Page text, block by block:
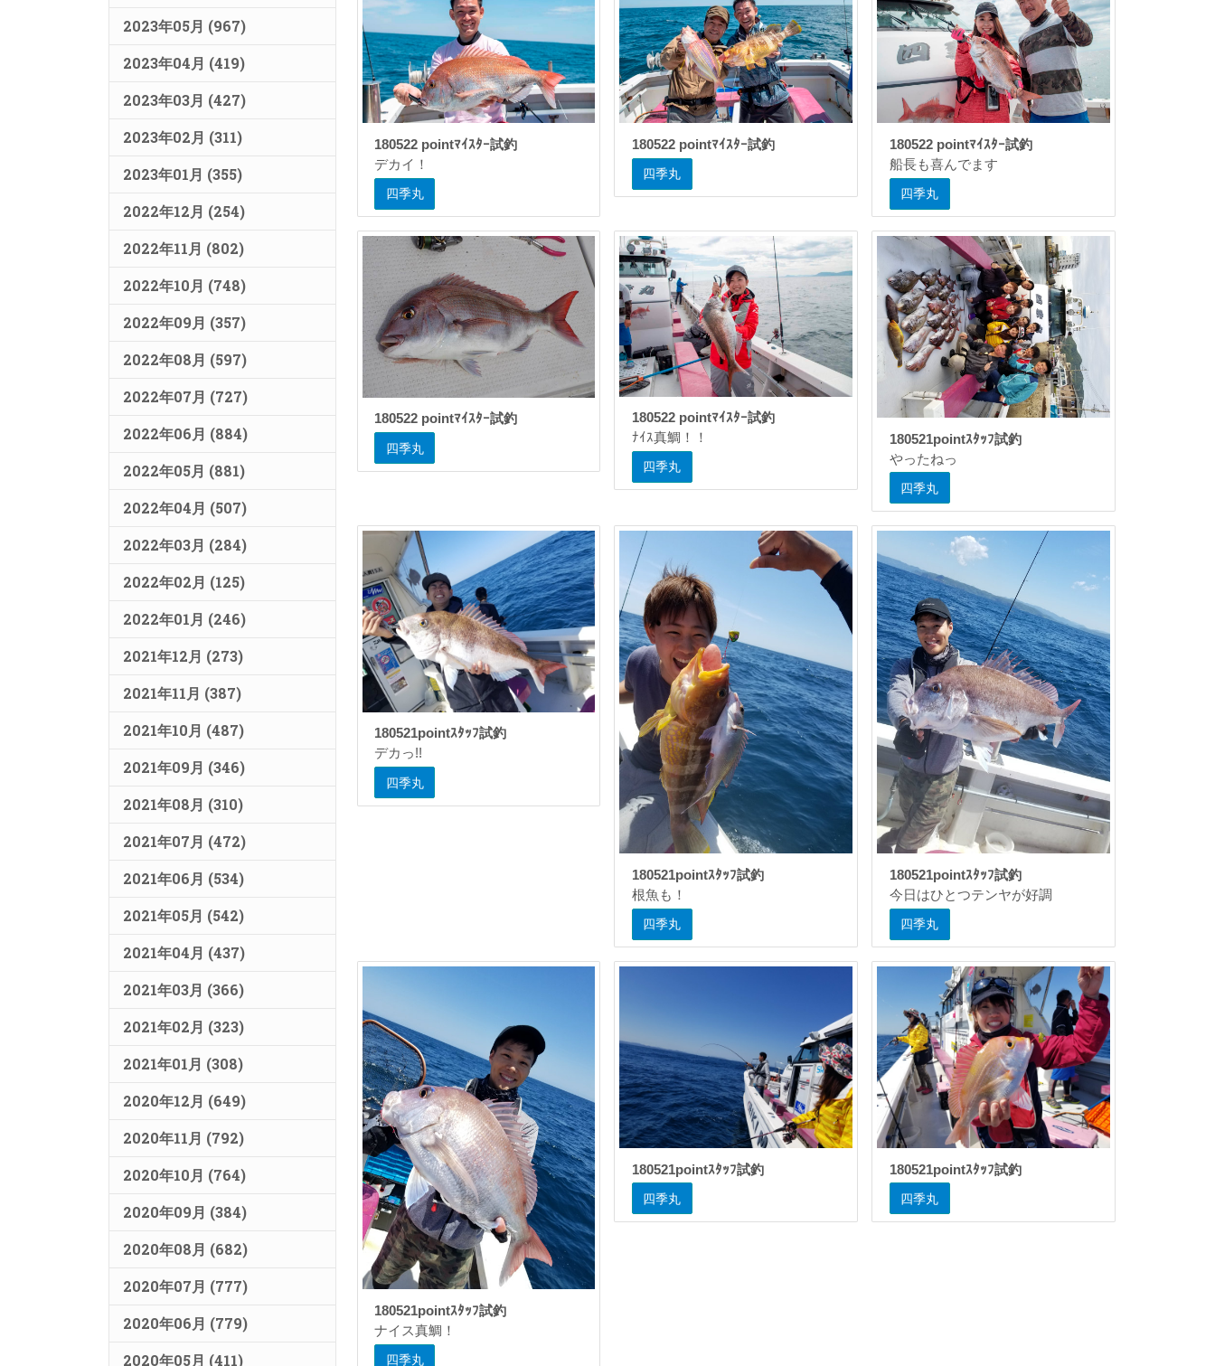
180522 pointﾏｲｽﾀｰ試釣
デカイ！
四季丸
180522 pointﾏｲｽﾀｰ試釣
四季丸
180522 pointﾏｲｽﾀｰ試釣
船長も喜んでます
四季丸
180522 pointﾏｲｽﾀｰ試釣
四季丸
180522 pointﾏｲｽﾀｰ試釣
ﾅｲｽ真鯛！！
四季丸
180521pointｽﾀｯﾌ試釣
やったねっ
四季丸
180521pointｽﾀｯﾌ試釣
デカっ!!
四季丸
180521pointｽﾀｯﾌ試釣
根魚も！
四季丸
180521pointｽﾀｯﾌ試釣
今日はひとつテンヤが好調
四季丸
180521pointｽﾀｯﾌ試釣
ナイス真鯛！
四季丸
180521pointｽﾀｯﾌ試釣
四季丸
180521pointｽﾀｯﾌ試釣
四季丸
2023年05月 (967)
2023年04月 (419)
2023年03月 (427)
2023年02月 (311)
2023年01月 (355)
2022年12月 (254)
2022年11月 (802)
2022年10月 (748)
2022年09月 (357)
2022年08月 (597)
2022年07月 (727)
2022年06月 (884)
2022年05月 (881)
2022年04月 (507)
2022年03月 (284)
2022年02月 (125)
2022年01月 (246)
2021年12月 (273)
2021年11月 (387)
2021年10月 (487)
2021年09月 (346)
2021年08月 (310)
2021年07月 (472)
2021年06月 (534)
2021年05月 (542)
2021年04月 (437)
2021年03月 (366)
2021年02月 (323)
2021年01月 (308)
2020年12月 (649)
2020年11月 (792)
2020年10月 (764)
2020年09月 (384)
2020年08月 (682)
2020年07月 (777)
2020年06月 (779)
2020年05月 (411)